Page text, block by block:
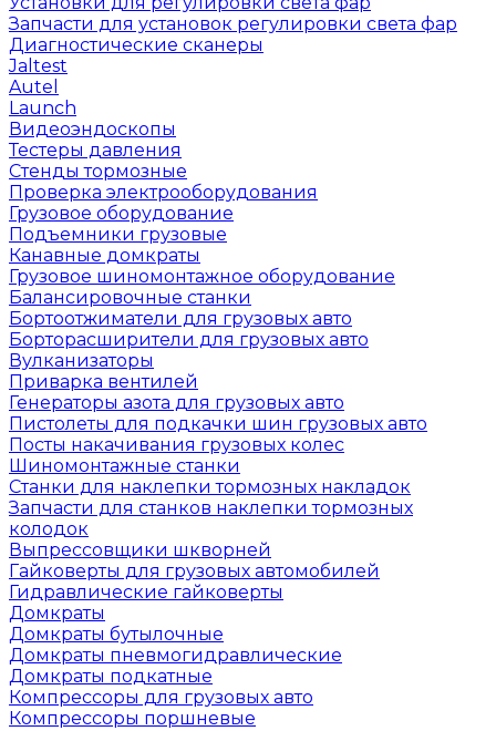
Запчасти для установок регулировки света фар
Диагностические сканеры
Jaltest
Autel
Launch
Видеоэндоскопы
Тестеры давления
Стенды тормозные
Проверка электрооборудования
Грузовое оборудование
Подъемники грузовые
Канавные домкраты
Грузовое шиномонтажное оборудование
Балансировочные станки
Бортоотжиматели для грузовых авто
Борторасширители для грузовых авто
Вулканизаторы
Приварка вентилей
Генераторы азота для грузовых авто
Пистолеты для подкачки шин грузовых авто
Посты накачивания грузовых колес
Шиномонтажные станки
Станки для наклепки тормозных накладок
Запчасти для станков наклепки тормозных
колодок
Выпрессовщики шкворней
Гайковерты для грузовых автомобилей
Гидравлические гайковерты
Домкраты
Домкраты бутылочные
Домкраты пневмогидравлические
Домкраты подкатные
Компрессоры для грузовых авто
Компрессоры поршневые